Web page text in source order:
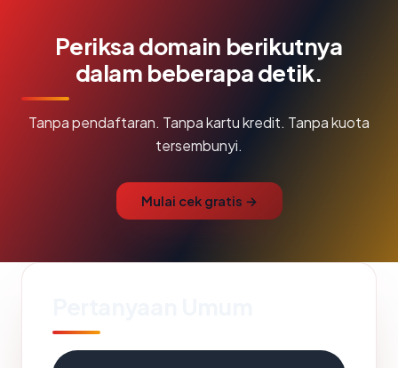
Periksa domain berikutnya
dalam beberapa detik.
Tanpa pendaftaran. Tanpa kartu kredit. Tanpa kuota
tersembunyi.
Mulai cek gratis →